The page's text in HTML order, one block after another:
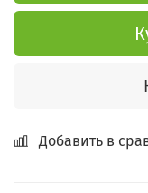
Добавить в